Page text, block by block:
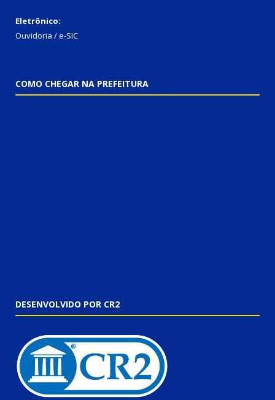
Eletrônico:
Ouvidoria / e-SIC
COMO CHEGAR NA PREFEITURA
DESENVOLVIDO POR CR2